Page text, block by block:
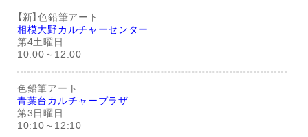
【新】色鉛筆アート
相模大野カルチャーセンター
第4土曜日
10:00～12:00
色鉛筆アート
青葉台カルチャープラザ
第3日曜日
10:10～12:10